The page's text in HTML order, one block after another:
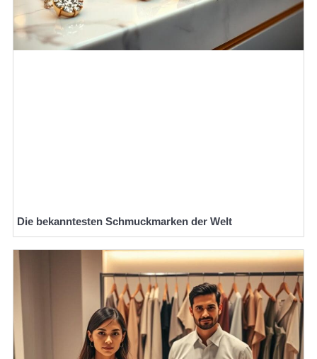
Die bekanntesten Schmuckmarken der Welt